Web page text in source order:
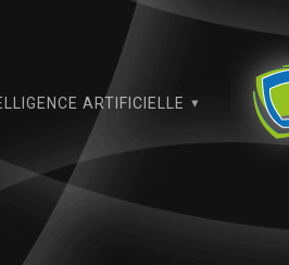
ARTIFICIELLE